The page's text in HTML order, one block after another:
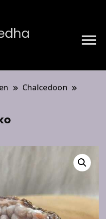
Chalcedoon